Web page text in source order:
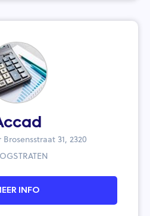
31, 2320
INFO